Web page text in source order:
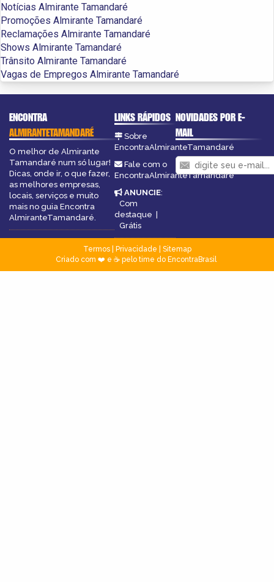
Notícias Almirante Tamandaré
Promoções Almirante Tamandaré
Reclamações Almirante Tamandaré
Shows Almirante Tamandaré
Trânsito Almirante Tamandaré
Vagas de Empregos Almirante Tamandaré
ENCONTRA
ALMIRANTETAMANDARÉ
O melhor de Almirante
Tamandaré num só lugar!
Dicas, onde ir, o que fazer,
as melhores empresas,
locais, serviços e muito
mais no guia Encontra
AlmiranteTamandaré.
LINKS RÁPIDOS
Sobre
EncontraAlmiranteTamandaré
Fale com o
EncontraAlmiranteTamandaré
ANUNCIE:
Com
destaque |
Grátis
NOVIDADES POR E-
MAIL
Termos| Privacidade
Sitemap
Criado com ❤️ e ☕ pelo time do EncontraBrasil